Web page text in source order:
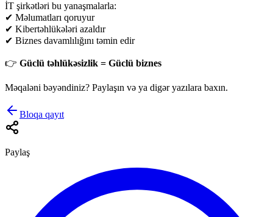
İT şirkətləri bu yanaşmalarla:
✔ Məlumatları qoruyur
✔ Kibertəhlükələri azaldır
✔ Biznes davamlılığını təmin edir
👉 Güclü təhlükəsizlik = Güclü biznes
Məqaləni bəyəndiniz? Paylaşın və ya digər yazılara baxın.
Bloqa qayıt
Paylaş